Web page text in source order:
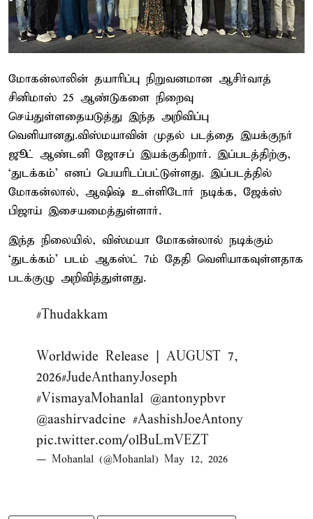
மோகன்லாலின் தயாரிப்பு நிறுவனமான ஆசிர்வாத்
சினிமாஸ் 25 ஆண்டுகளை நிறைவு
செய்துள்ளதையடுத்து இந்த அறிவிப்பு
வெளியானது.விஸ்மயாவின் முதல் படத்தை இயக்குநர்
ஜூட் ஆண்டனி ஜோசப் இயக்குகிறார். இப்படத்திற்கு,
‘துடக்கம்’ எனப் பெயரிடப்பட்டுள்ளது. இப்படத்தில்
மோகன்லால், ஆஷிஷ் உள்ளிடோர் நடிக்க, ஜேக்ஸ்
பிஜாய் இசையமைத்துள்ளார்.
இந்த நிலையில், விஸ்மயா மோகன்லால் நடிக்கும்
‘துடக்கம்’ படம் ஆகஸ்ட் 7ம் தேதி வெளியாகவுள்ளதாக
படக்குழு அறிவித்துள்ளது.
#Thudakkam
Worldwide Release | AUGUST 7,
2026#JudeAnthanyJoseph
#VismayaMohanlal @antonypbvr
@aashirvadcine #AashishJoeAntony
pic.twitter.com/olBuLmVEZT
— Mohanlal (@Mohanlal) May 12, 2026